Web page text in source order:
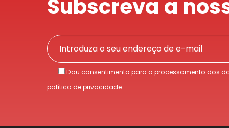
Subscreva a
Dou consentimento para o processamento dos
política de privacidade.